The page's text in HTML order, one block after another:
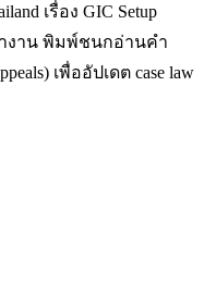
เรื่อง GIC Setup
างาน พิมพ์ชนกอ่านคำ
เพื่ออัปเดต case law